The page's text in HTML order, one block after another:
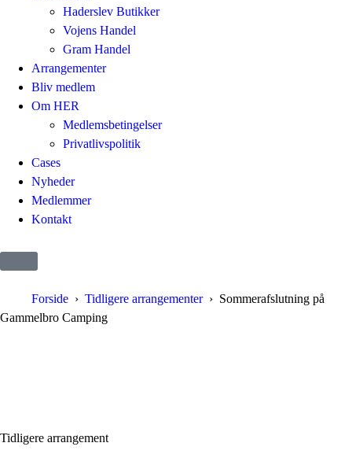
Haderslev Butikker
Vojens Handel
Gram Handel
Arrangementer
Bliv medlem
Om HER
Medlemsbetingelser
Privatlivspolitik
Cases
Nyheder
Medlemmer
Kontakt
Forside Tidligere arrangementer
Sommerafslutning på
Gammelbro Camping
Tidligere arrangement